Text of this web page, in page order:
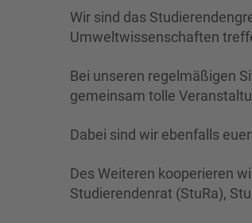
Wir sind das
Umweltwissenschaften
Bei unseren regelmäßigen
gemeinsam tolle
Dabei sind wir ebenfalls
Des Weiteren kooperieren
Studierendenrat (StuRa),